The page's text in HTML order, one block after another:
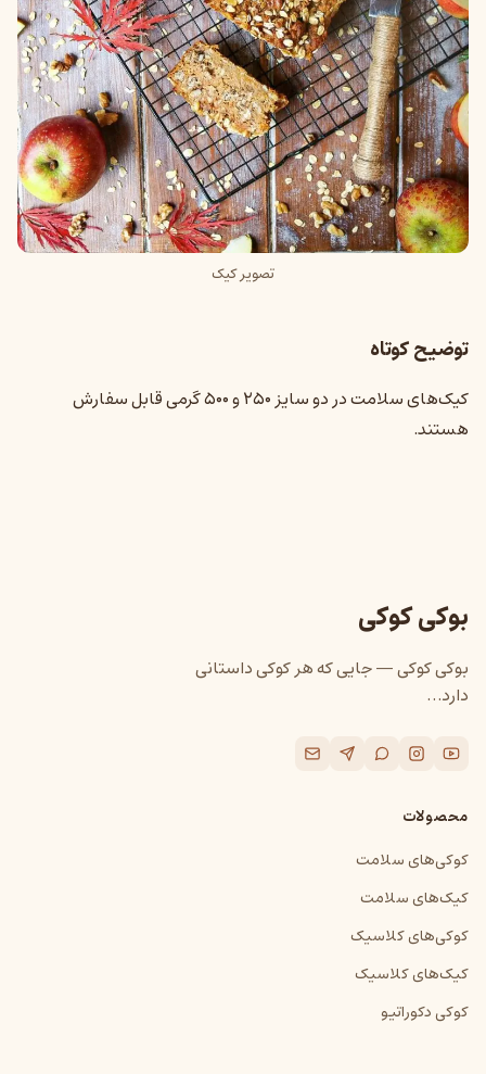
تصویر کیک
توضیح کوتاه
کیک‌های سلامت در دو سایز ۲۵۰ و ۵۰۰ گرمی قابل سفارش
هستند.
بوکی کوکی
بوکی کوکی — جایی که هر کوکی داستانی
دارد…
محصولات
کوکی‌های سلامت
کیک‌های سلامت
کوکی‌های کلاسیک
کیک‌های کلاسیک
کوکی دکوراتیو